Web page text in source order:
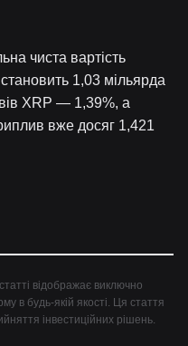
чиста вартість
1,03 мільярда
XRP — 1,39%, а
вже досяг 1,421
статті відображає виключно
в будь-якій якості. Ця стаття
інвестиційних рішень.